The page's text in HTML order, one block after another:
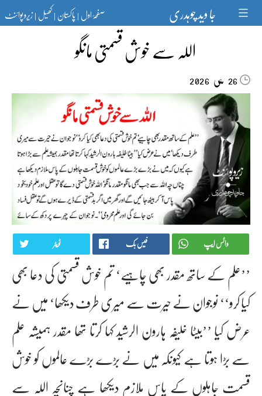
content جا وید چوہدری صفحۂ اول|پاکستان|کھیل|زیرو پوائنٹ
اللہ سے خوش قسمتی مانگو
26 مئی‬‮
ٹویٹر فیس بک واٹس ایپ
’’علم کے ساتھ مقدر بھی چاہیے‘ تم خوش قسمتی کی دعا بھی
کیا کرو‘‘ نوجوان نے حیرت سے میری طرف دیکھا‘ میں نے
عرض کیا ’’بیٹا خلیفہ ہارون الرشید کہا کرتا تھا مقدر ہمیشہ علم
سے بڑا ہوتا ہے کیوںکہ میں نے بڑے بڑے عالموں کو خوش
قسمت جاہلوں کے پاس ملازم دیکھا ہے چناںچہ اللہ سے